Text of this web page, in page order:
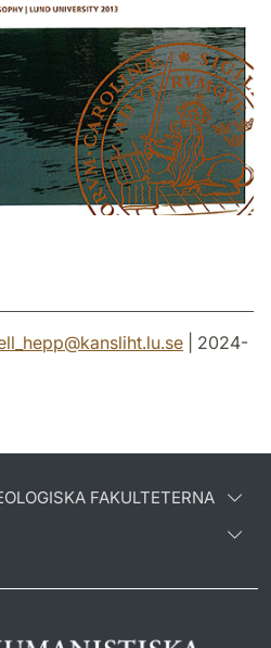
@kansliht.lu.se | 2024-
FAKULTETERNA